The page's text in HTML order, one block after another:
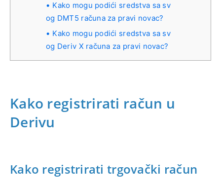
Kako mogu podići sredstva sa sv
og DMT5 računa za pravi novac?
Kako mogu podići sredstva sa sv
og Deriv X računa za pravi novac?
Kako registrirati račun u
Derivu
Kako registrirati trgovački račun